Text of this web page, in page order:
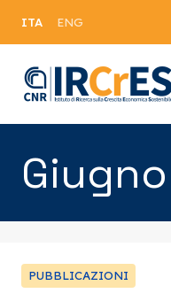
ITA ENG
PUBBLICAZIONI